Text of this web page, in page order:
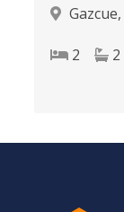
Gazcue,
2 2